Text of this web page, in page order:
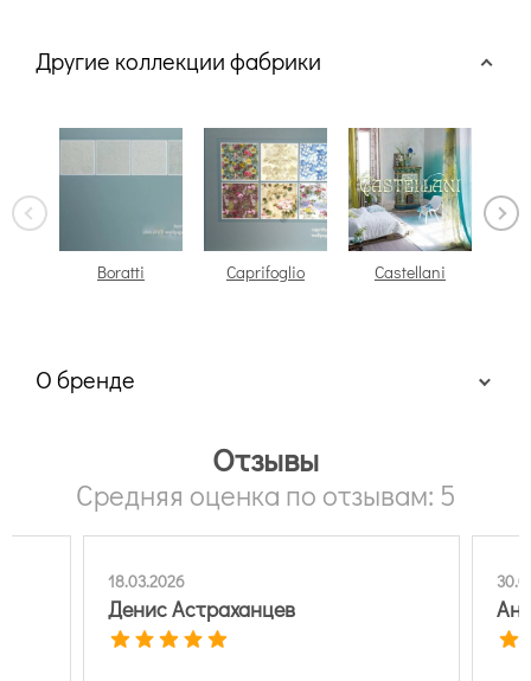
Другие коллекции фабрики
Boratti Caprifoglio Castellani
О бренде
Отзывы
Средняя оценка по отзывам: 5
18.03.2026
Денис Астраханцев